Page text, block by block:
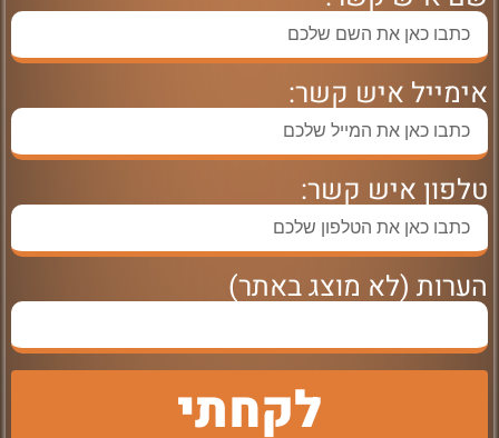
אימייל איש קשר:
טלפון איש קשר:
הערות (לא מוצג באתר)
לקחתי